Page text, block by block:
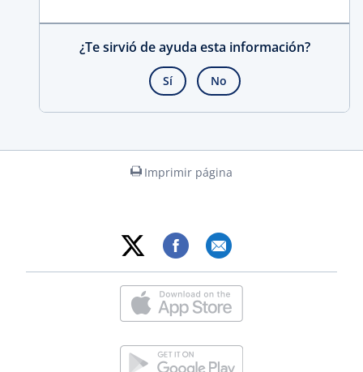
¿Te sirvió de ayuda esta información?
Sí No
Imprimir página